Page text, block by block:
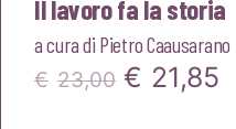
Il lavoro fa la storia
a cura di Pietro Caausarano
€ 23,00 Il
€ 21,85